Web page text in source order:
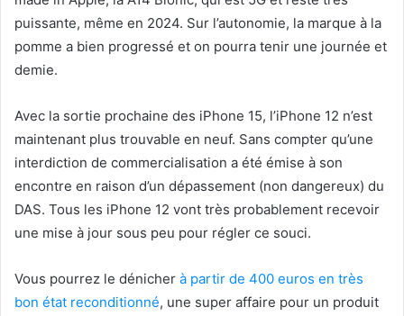
puissante, même en 2024. Sur l’autonomie, la marque à la
pomme a bien progressé et on pourra tenir une journée et
demie.
Avec la sortie prochaine des iPhone 15, l’iPhone 12 n’est
maintenant plus trouvable en neuf. Sans compter qu’une
interdiction de commercialisation a été émise à son
encontre en raison d’un dépassement (non dangereux) du
DAS. Tous les iPhone 12 vont très probablement recevoir
une mise à jour sous peu pour régler ce souci.
Vous pourrez le dénicher à partir de 400 euros en très
bon état reconditionné, une super affaire pour un produit